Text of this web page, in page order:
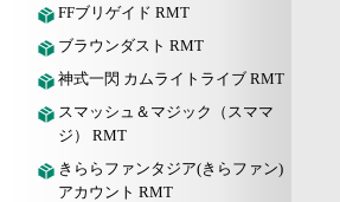
FFブリゲイド RMT
ブラウンダスト RMT
神式一閃 カムライトライブ RMT
スマッシュ＆マジック（スママ
ジ） RMT
きららファンタジア(きらファン)
アカウント RMT